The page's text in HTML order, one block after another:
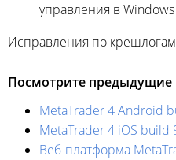
управления в Windows
Исправления по
Посмотрите предыдущие
MetaTrader 4 Android
MetaTrader 4 iOS build
Веб-платформа